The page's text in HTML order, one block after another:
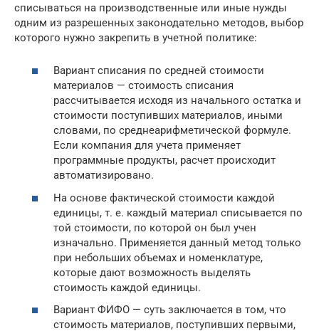
списываться на производственные или иные нужды
одним из разрешенных законодательно методов, выбор
которого нужно закрепить в учетной политике:
Вариант списания по средней стоимости
материалов — стоимость списания
рассчитывается исходя из начального остатка и
стоимости поступивших материалов, иными
словами, по среднеарифметической формуле.
Если компания для учета применяет
программные продукты, расчет происходит
автоматизировано.
На основе фактической стоимости каждой
единицы, т. е. каждый материал списывается по
той стоимости, по которой он был учен
изначально. Применяется данный метод только
при небольших объемах и номенклатуре,
которые дают возможность выделять
стоимость каждой единицы.
Вариант ФИФО — суть заключается в том, что
стоимость материалов, поступивших первыми,